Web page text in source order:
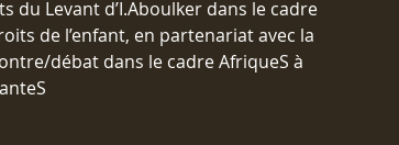
du Levant d’I.Aboulker dans le cadre
de l’enfant, en partenariat avec la
débat dans le cadre AfriqueS à